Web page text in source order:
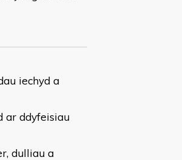
iechyd a
ar ddyfeisiau
dulliau a